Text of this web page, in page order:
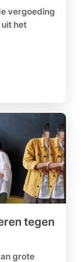
vergoeding
het
tegen
grote